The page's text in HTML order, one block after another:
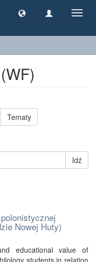
Tematy
Idź
Nowej Huty)
educational value of
students in relation